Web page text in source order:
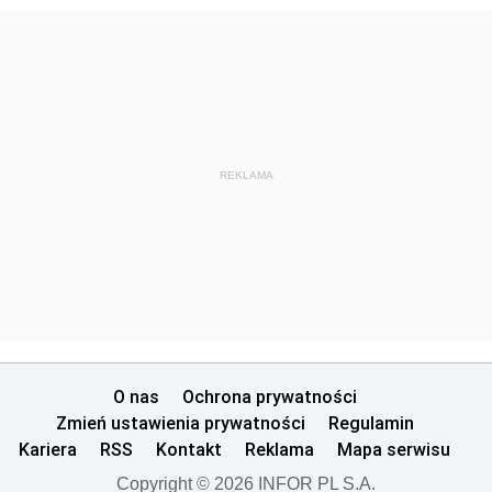
REKLAMA
O nas
Ochrona prywatności
Zmień ustawienia prywatności
Regulamin
Kariera
RSS Kontakt Reklama Mapa serwisu
Copyright © 2026 INFOR PL S.A.